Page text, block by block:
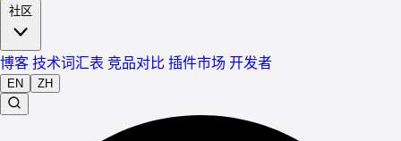
博客技术词汇表 竞品对比 插件市场 开发者
EN ZH